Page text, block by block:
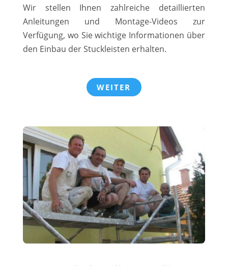
Wir stellen Ihnen zahlreiche detaillierten
Anleitungen und Montage-Videos zur
Verfügung, wo Sie wichtige Informationen über
den Einbau der Stuckleisten erhalten.
WEITER